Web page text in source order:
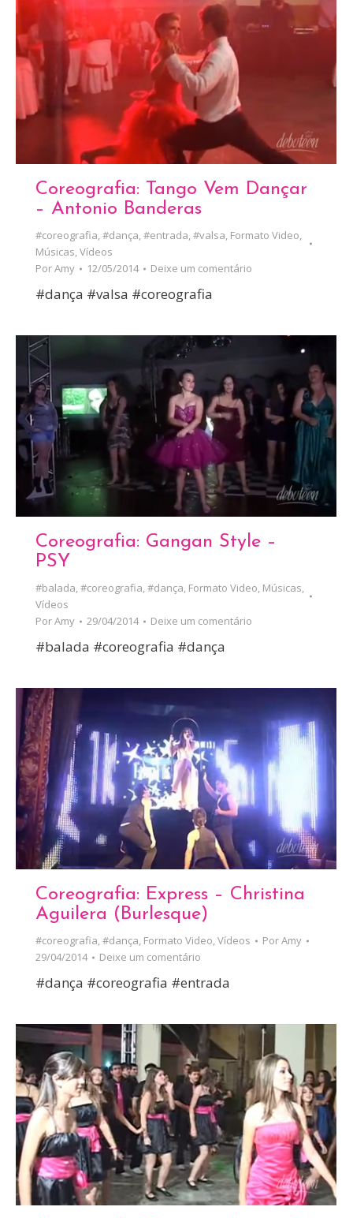
Coreografia: Tango Vem Dançar
– Antonio Banderas
#coreografia,#dança,#entrada,#valsa, Formato Video,
Músicas,Vídeos
PorAmy 12/05/2014 Deixe um comentário
#dança #valsa #coreografia
Coreografia: Gangan Style –
PSY
#balada,#coreografia,#dança, Formato Video, Músicas,
Vídeos
PorAmy 29/04/2014 Deixe um comentário
#balada #coreografia #dança
Coreografia: Express – Christina
Aguilera (Burlesque)
#coreografia,#dança, Formato Video,Vídeos PorAmy
29/04/2014
Deixe um comentário
#dança #coreografia #entrada